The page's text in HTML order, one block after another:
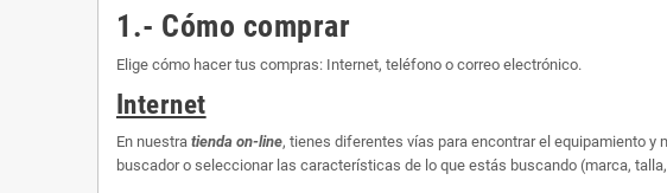
1.- Cómo comprar
Elige cómo hacer tus compras: Internet, teléfono o correo electrónico.
Internet
En nuestra tienda on-line, tienes diferentes vías para encontrar el equipamiento y
buscador o seleccionar las características de lo que estás buscando (marca,